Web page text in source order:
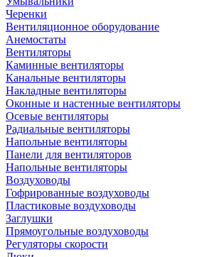
Черенки
Вентиляционное оборудование
Анемостаты
Вентиляторы
Каминные вентиляторы
Канальные вентиляторы
Накладные вентиляторы
Оконные и настенные вентиляторы
Осевые вентиляторы
Радиальные вентиляторы
Напольные вентиляторы
Панели для вентиляторов
Напольные вентиляторы
Воздуховоды
Гофрированные воздуховоды
Пластиковые воздуховоды
Заглушки
Прямоугольные воздуховоды
Регуляторы скорости